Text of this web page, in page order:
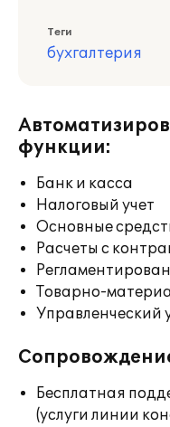
Теги
бухгалтерия
функции:
Банк и касса
Налоговый учет
Основные
Расчеты с
Товарно-
Управленческий
Бесплатная
(услуги линии